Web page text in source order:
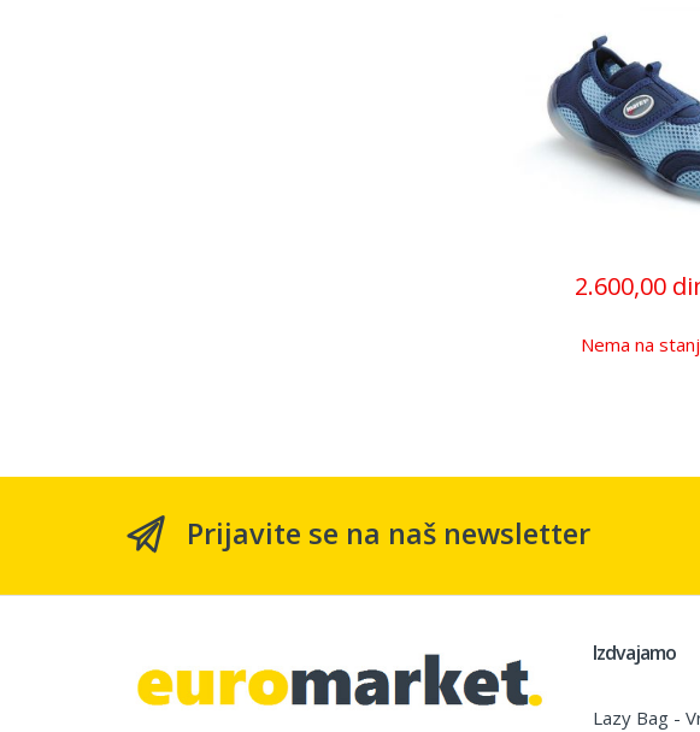
2.600,00
Nema na
Prijavite se na naš newsletter
Izdvajamo
Lazy Bag -